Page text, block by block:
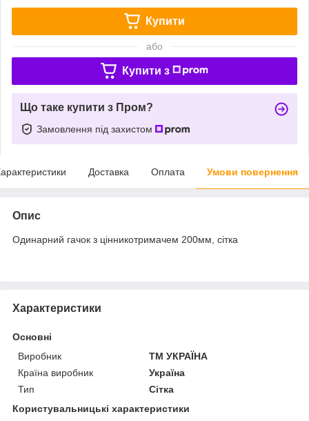
Купити
або
Купити з
Що таке купити з Пром?
Замовлення під захистом
Доставка Оплата Умови повернення
Опис
Одинарний гачок з цінникотримачем 200мм, сітка
Характеристики
Основні
Виробник
ТМ УКРАЇНА
Країна виробник
Україна
Тип
Сітка
Користувальницькі характеристики